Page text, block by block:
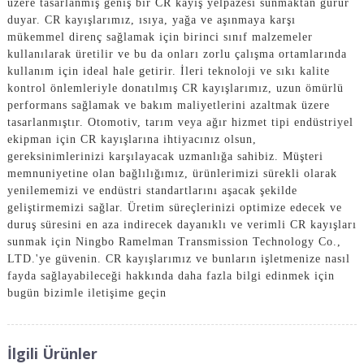
üzere tasarlanmış geniş bir CR kayış yelpazesi sunmaktan gurur
duyar. CR kayışlarımız, ısıya, yağa ve aşınmaya karşı
mükemmel direnç sağlamak için birinci sınıf malzemeler
kullanılarak üretilir ve bu da onları zorlu çalışma ortamlarında
kullanım için ideal hale getirir. İleri teknoloji ve sıkı kalite
kontrol önlemleriyle donatılmış CR kayışlarımız, uzun ömürlü
performans sağlamak ve bakım maliyetlerini azaltmak üzere
tasarlanmıştır. Otomotiv, tarım veya ağır hizmet tipi endüstriyel
ekipman için CR kayışlarına ihtiyacınız olsun,
gereksinimlerinizi karşılayacak uzmanlığa sahibiz. Müşteri
memnuniyetine olan bağlılığımız, ürünlerimizi sürekli olarak
yenilememizi ve endüstri standartlarını aşacak şekilde
geliştirmemizi sağlar. Üretim süreçlerinizi optimize edecek ve
duruş süresini en aza indirecek dayanıklı ve verimli CR kayışları
sunmak için Ningbo Ramelman Transmission Technology Co.,
LTD.'ye güvenin. CR kayışlarımız ve bunların işletmenize nasıl
fayda sağlayabileceği hakkında daha fazla bilgi edinmek için
bugün bizimle iletişime geçin
İlgili Ürünler